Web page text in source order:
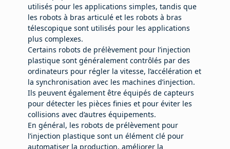
utilisés pour les applications simples, tandis que
les robots à bras articulé et les robots à bras
télescopique sont utilisés pour les applications
plus complexes.
Certains robots de prélèvement pour l’injection
plastique sont généralement contrôlés par des
ordinateurs pour régler la vitesse, l’accélération et
la synchronisation avec les machines d’injection.
Ils peuvent également être équipés de capteurs
pour détecter les pièces finies et pour éviter les
collisions avec d’autres équipements.
En général, les robots de prélèvement pour
l’injection plastique sont un élément clé pour
automatiser la production, améliorer la